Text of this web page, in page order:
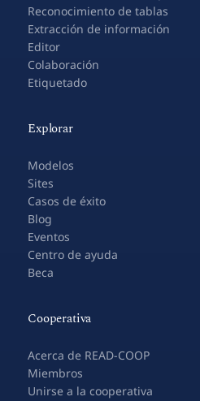
Reconocimiento de tablas
Extracción de información
Editor
Colaboración
Etiquetado
Explorar
Modelos
Sites
Casos de éxito
Blog
Eventos
Centro de ayuda
Beca
Cooperativa
Acerca de READ-COOP
Miembros
Unirse a la cooperativa